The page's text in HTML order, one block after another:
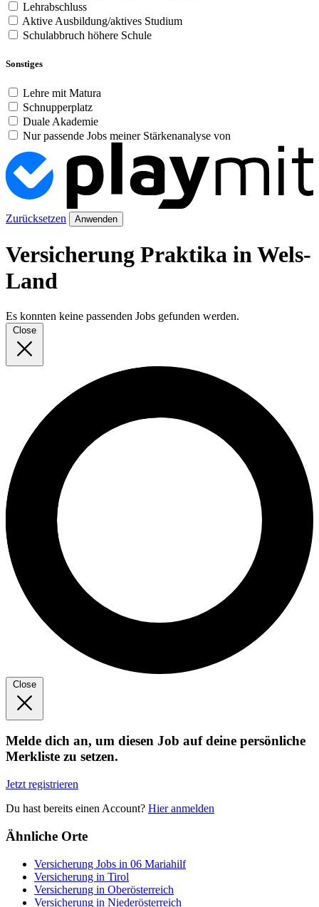
Lehrabschluss
Aktive Ausbildung/aktives Studium
Schulabbruch höhere Schule
Sonstiges
Lehre mit Matura
Schnupperplatz
Duale Akademie
Nur passende Jobs meiner Stärkenanalyse von
Zurücksetzen Anwenden
Versicherung Praktika in Wels-
Land
Es konnten keine passenden Jobs gefunden werden.
Close
Close
Melde dich an, um diesen Job auf deine persönliche
Merkliste zu setzen.
Jetzt registrieren
Du hast bereits einen Account? Hier anmelden
Ähnliche Orte
Versicherung Jobs in 06 Mariahilf
Versicherung in Tirol
Versicherung in Oberösterreich
Versicherung in Niederösterreich